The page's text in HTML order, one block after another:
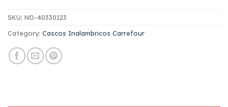
SKU: NO-40330123
Category: Cascos Inalambricos Carrefour